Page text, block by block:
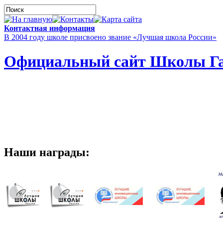
Контактная информация
В 2004 году школе присвоено звание «Лучшая школа России»
Официальный сайт Школы
Наши награды: